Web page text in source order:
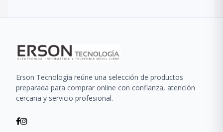
Erson Tecnología reúne una selección de productos
preparada para comprar online con confianza, atención
cercana y servicio profesional.